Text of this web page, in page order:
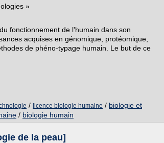
»
fonctionnement de l'humain dans son
acquises en génomique, protéomique,
de phéno-typage humain. Le but de ce
/ licence biologie humaine / biologie et
/ biologie humain
de la peau]